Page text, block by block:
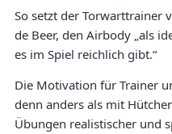
So setzt der Torwarttrainer
de Beer, den Airbody „als
es im Spiel reichlich gibt.“
Die Motivation für Trainer
denn anders als mit
Übungen realistischer und